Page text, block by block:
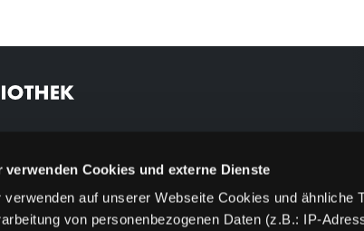
verwenden Cookies und externe Dienste
verwenden auf unserer Webseite Cookies und ähnliche
von personenbezogenen Daten (z.B.: IP-
Feedback
Kontakt